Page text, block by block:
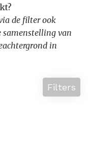
de filter ook
van
in
Filters